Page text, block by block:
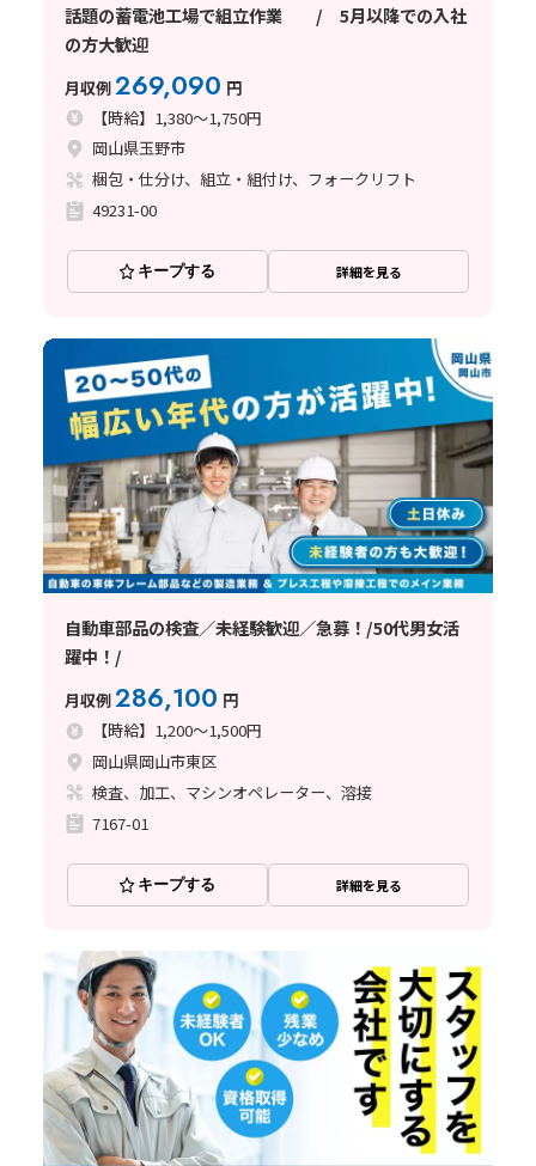
話題の蓄電池工場で組立作業 / 5月以降での入社
の方大歓迎
月収例269,090 円
【時給】1,380～1,750円
岡山県玉野市
梱包・仕分け、組立・組付け、フォークリフト
49231-00
キープする 詳細を見る
自動車部品の検査／未経験歓迎／急募！/50代男女活
躍中！/
月収例286,100 円
【時給】1,200～1,500円
岡山県岡山市東区
検査、加工、マシンオペレーター、溶接
7167-01
キープする 詳細を見る